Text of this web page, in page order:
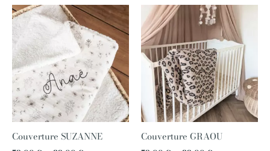
Couverture SUZANNE
Plage
de
prix :
59,00 €
à
89,00 €
Couverture GRAOU
Plage
de
prix :
59,00 €
à
89,00 €